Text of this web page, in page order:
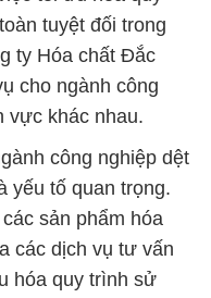
tuyệt đối trong
ty Hóa chất Đắc
cho ngành công
vực khác nhau.
công nghiệp dệt
yếu tố quan trọng.
sản phẩm hóa
các dịch vụ tư vấn
hóa quy trình sử